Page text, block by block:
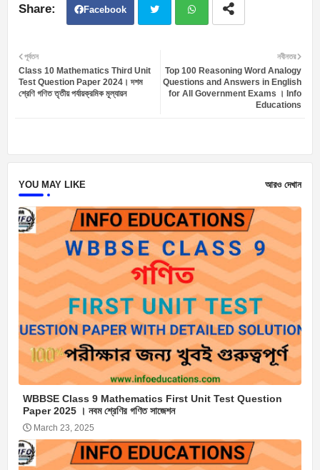
Facebook
ter atsa
নবীনতর
Top 100 Reasoning Word Analogy
Questions and Answers in English
for All Government Exams । Info
Educations
পূর্বতন
Class 10 Mathematics Third Unit
Test Question Paper 2024। দশম
শ্রেণি গণিত তৃতীয় পর্যায়ক্রমিক মূল্যায়ন
YOU MAY LIKE আরও দেখান
WBBSE Class 9 Mathematics First Unit Test Question
Paper 2025 । নবম শ্রেণির গণিত সাজেশন
March 23, 2025